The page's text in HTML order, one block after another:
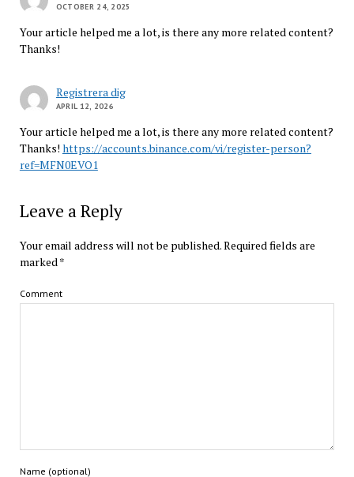
OCTOBER 24, 2025
Your article helped me a lot, is there any more related content?
Thanks!
Registrera dig
APRIL 12, 2026
Your article helped me a lot, is there any more related content?
Thanks! https://accounts.binance.com/vi/register-person?
ref=MFN0EVO1
Leave a Reply
Your email address will not be published.Required fields are
marked*
Comment
Name (optional)